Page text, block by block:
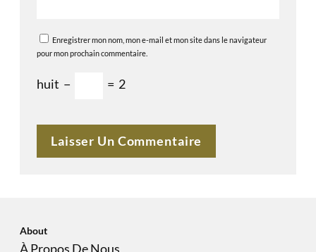
Enregistrer mon nom, mon e-mail et mon site dans le navigateur
pour mon prochain commentaire.
huit − = 2
About
À Propos De Nous